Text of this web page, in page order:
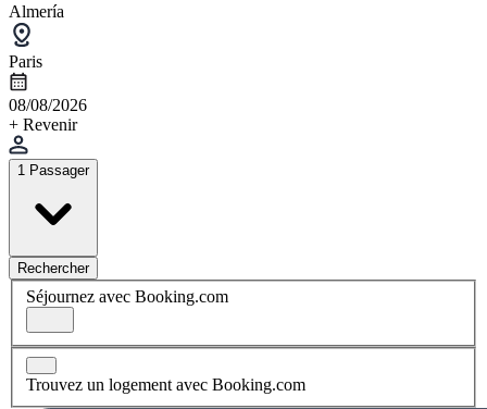
Almería
Paris
08/08/2026
+ Revenir
1 Passager
Rechercher
Séjournez avec Booking.com
Trouvez un logement avec Booking.com